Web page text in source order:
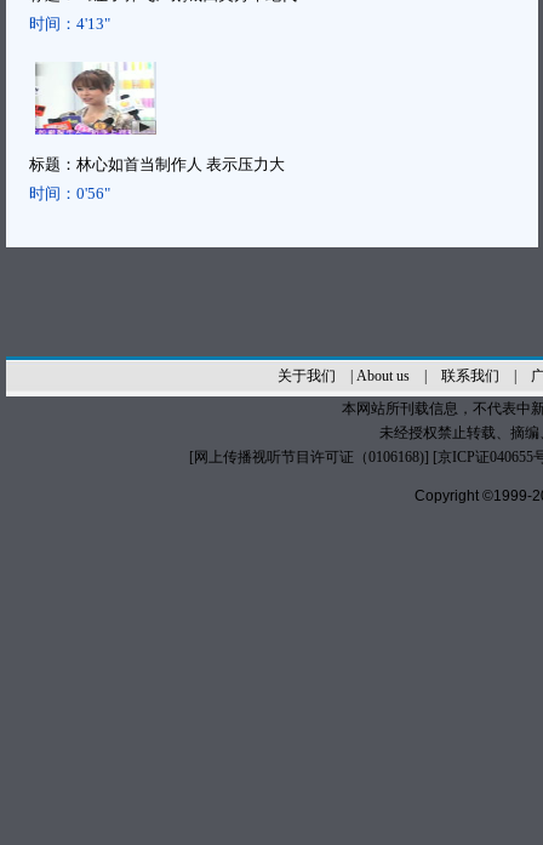
时间： 4'13"
标题： 林心如首当制作人 表示压力大
时间： 0'56"
关于我们 About us| 联系我们
本网站所刊载信息，不代表中
未经授权禁止转载、摘
[网上传播视听节目许可证（0106168)] [京ICP证040655
Copyright ©1999-